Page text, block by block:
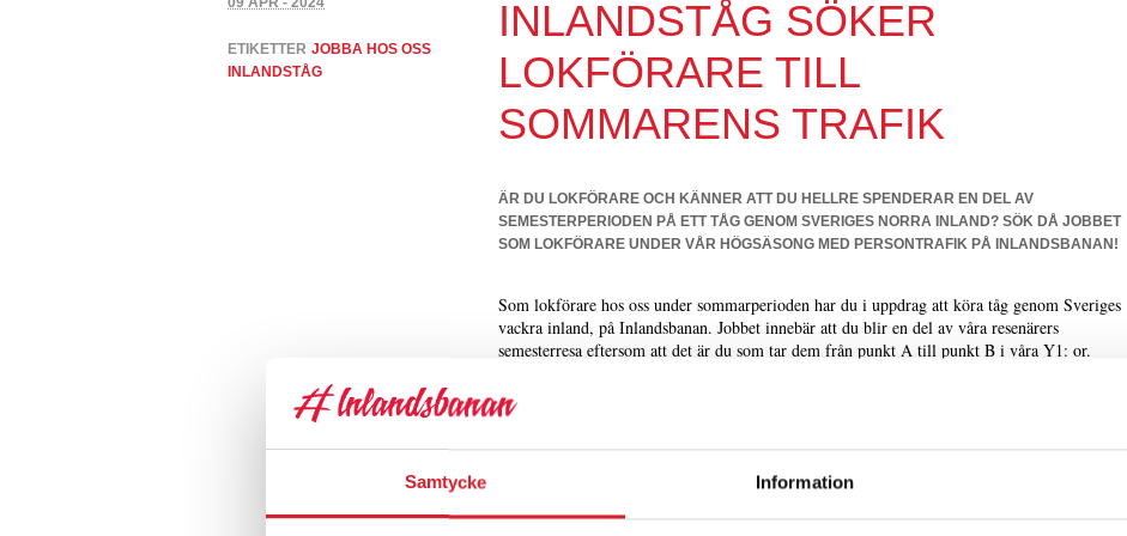
Samtycke Information
ETIKETTER JOBBA HOS OSS
INLANDSTÅG
INLANDSTÅG SÖKER
LOKFÖRARE TILL
SOMMARENS TRAFIK
ÄR DU LOKFÖRARE OCH KÄNNER ATT DU HELLRE SPENDERAR EN DEL AV
SEMESTERPERIODEN PÅ ETT TÅG GENOM SVERIGES NORRA INLAND? SÖK DÅ JOBBET
SOM LOKFÖRARE UNDER VÅR HÖGSÄSONG MED PERSONTRAFIK PÅ INLANDSBANAN!
Som lokförare hos oss under sommarperioden har du i uppdrag att köra tåg genom Sveriges
vackra inland, på Inlandsbanan. Jobbet innebär att du blir en del av våra resenärers
semesterresa eftersom att det är du som tar dem från punkt A till punkt B i våra Y1: or.
bortastation.
inte minst miljöriktigt sätt men du ges också möjlighet att samarbeta med dina kollegor
andra yrkeskategorier, så som tågvärdar och verkstadspersonal. Vi tror att samarbetet mellan
en minnesvärd resa för våra resenärer.